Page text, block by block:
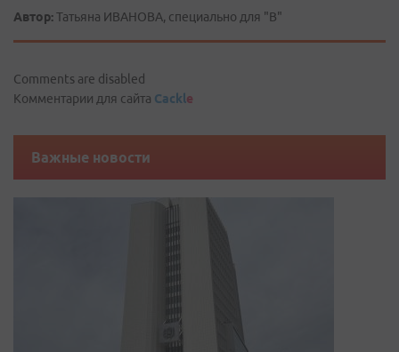
Автор:Татьяна ИВАНОВА, специально для "В"
Comments are disabled
Комментарии для сайта Cackle
Важные новости